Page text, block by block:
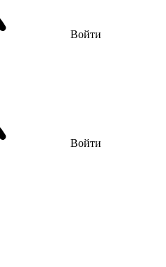
Войти
Войти